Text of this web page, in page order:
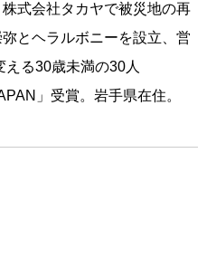
のミッションがある。
就労支援施設を用意し、
一定の賃金を得られるよ
障害者に利益配分する仕組
合った対価を支払う。結
得する。ヘラルボニーと
式会社タカヤで被災地の再
とヘラルボニーを設立、営
る30歳未満の30人
」受賞。岩手県在住。